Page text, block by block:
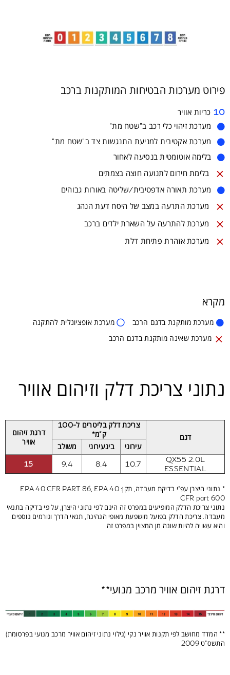
פירוט מערכות הבטיחות המותקנות ברכב
10 כריות אוויר
 מערכת זיהוי כלי רכב ב"שטח מת"
 מערכת אקטיבית למניעת התנגשות צד ב"שטח מת"מערכת מותקנת
 בלימה אוטומטית בנסיעה לאחורמערכת מותקנת בדגם
 בלימת חירום לתנועה חוצה בצמתים
 מערכת תאורה אדפטיבית/שליטה באורות גבוהים
 מערכת התרעה במצב של היסח דעת הנהג
 מערכת להתרעה על השארת ילדים ברכבמערכת שאינה מותקנת
 מערכת אזהרת פתיחת דלתמערכת שאינה מותקנת בדגם
מקרא
 מערכת מותקנת בדגם הרכב  מערכת אופציונלית להתקנה
 מערכת שאינה מותקנת בדגם הרכב
נתוני צריכת דלק וזיהום אוויר
דגם
צריכת דלק בליטרים ל-100
ק"מ*
דרגת זיהום
אוויר
עירוני בינעירוני
משולב
QX55 2.0L
ESSENTIAL
10.7
8.4
9.4
15
* נתוני היצרן עפ"י בדיקת מעבדה, תקן: EPA 40 CFR PART 86, EPA 40
CFR part 600
נתוני צריכת הדלק המופיעים במפרט זה הינם לפי נתוני היצרן, על פי בדיקה בתנאי
מעבדה. צריכת הדלק בפועל מושפעת מאופי הנהיגה, תנאי הדרך וגורמים נוספים
והיא עשויה להיות שונה מן המצוין במפרט זה.
דרגת זיהום אוויר מרכב מנועי**
** המדד מחושב לפי תקנות אוויר נקי (גילוי נתוני זיהום אוויר מרכב מנועי בפרסומת)
התשס"ט 2009